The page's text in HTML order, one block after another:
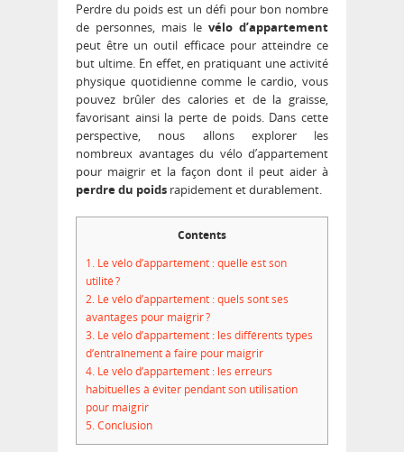
Perdre du poids est un défi pour bon nombre
de personnes, mais le vélo d’appartement
peut être un outil efficace pour atteindre ce
but ultime. En effet, en pratiquant une activité
physique quotidienne comme le cardio, vous
pouvez brûler des calories et de la graisse,
favorisant ainsi la perte de poids. Dans cette
perspective, nous allons explorer les
nombreux avantages du vélo d’appartement
pour maigrir et la façon dont il peut aider à
perdre du poids rapidement et durablement.
Contents
1. Le vélo d’appartement : quelle est son
utilité ?
2. Le vélo d’appartement : quels sont ses
avantages pour maigrir ?
3. Le vélo d’appartement : les différents types
d’entraînement à faire pour maigrir
4. Le vélo d’appartement : les erreurs
habituelles à éviter pendant son utilisation
pour maigrir
5.Conclusion